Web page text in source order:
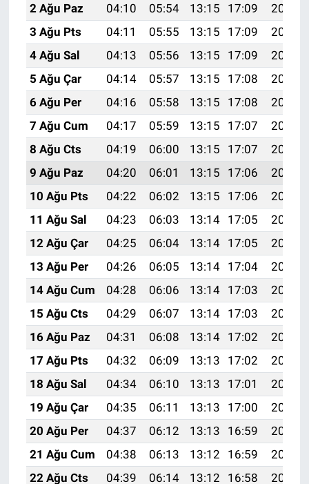
2 Ağu Paz
04:10 05:54 13:15 17:09
20:27
3 Ağu Pts
04:11 05:55 13:15 17:09
20:26
4 Ağu Sal
04:13 05:56 13:15 17:09
20:25
5 Ağu Çar
04:14 05:57 13:15 17:08
20:24
6 Ağu Per
04:16 05:58 13:15 17:08
20:23
7 Ağu Cum
04:17 05:59 13:15 17:07
20:21
8 Ağu Cts
04:19 06:00 13:15 17:07
20:20
9 Ağu Paz
04:20 06:01 13:15 17:06
20:19
10 Ağu Pts
04:22 06:02 13:15 17:06
20:18
11 Ağu Sal
04:23 06:03 13:14 17:05
20:16
12 Ağu Çar
04:25 06:04 13:14 17:05
20:15
13 Ağu Per
04:26 06:05 13:14 17:04
20:14
14 Ağu Cum
04:28 06:06 13:14 17:03
20:12
15 Ağu Cts
04:29 06:07 13:14 17:03
20:11
16 Ağu Paz
04:31 06:08 13:14 17:02
20:10
17 Ağu Pts
04:32 06:09 13:13 17:02
20:08
18 Ağu Sal
04:34 06:10 13:13 17:01
20:07
19 Ağu Çar
04:35 06:11 13:13 17:00
20:05
20 Ağu Per
04:37 06:12 13:13 16:59
20:04
21 Ağu Cum
04:38 06:13 13:12 16:59
20:02
22 Ağu Cts
04:39 06:14 13:12 16:58
20:01